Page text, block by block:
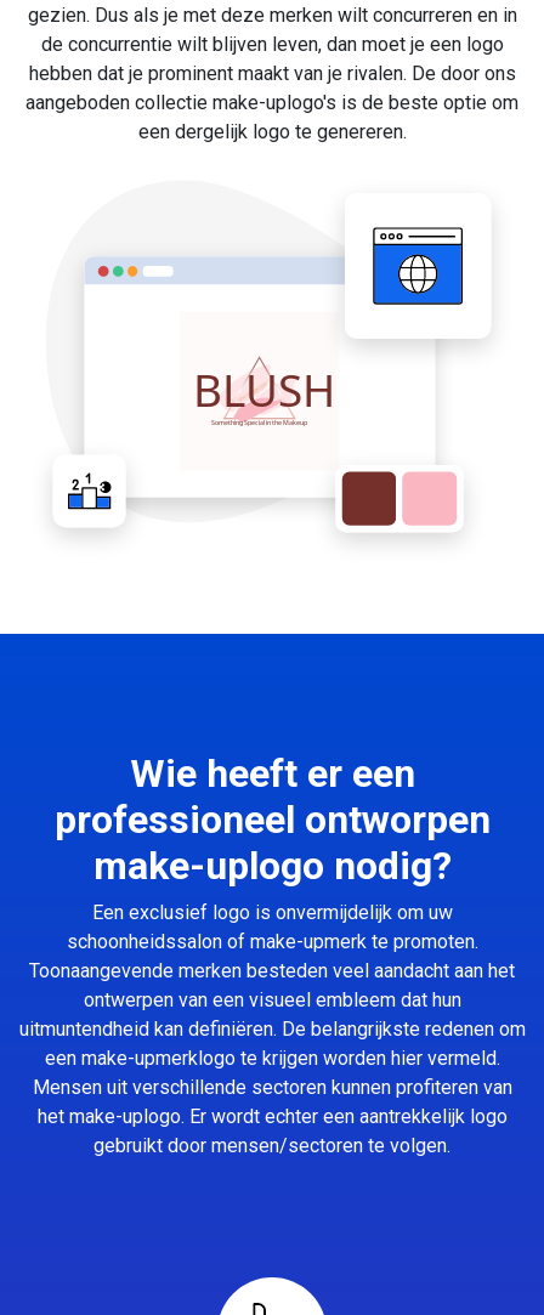
gezien. Dus als je met deze merken wilt concurreren en in
de concurrentie wilt blijven leven, dan moet je een logo
hebben dat je prominent maakt van je rivalen. De door ons
aangeboden collectie make-uplogo's is de beste optie om
een dergelijk logo te genereren.
Wie heeft er een
professioneel ontworpen
make-uplogo nodig?
Een exclusief logo is onvermijdelijk om uw
schoonheidssalon of make-upmerk te promoten.
Toonaangevende merken besteden veel aandacht aan het
ontwerpen van een visueel embleem dat hun
uitmuntendheid kan definiëren. De belangrijkste redenen om
een make-upmerklogo te krijgen worden hier vermeld.
Mensen uit verschillende sectoren kunnen profiteren van
het make-uplogo. Er wordt echter een aantrekkelijk logo
gebruikt door mensen/sectoren te volgen.